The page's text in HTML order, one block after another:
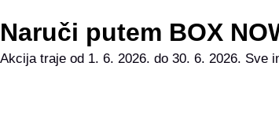
Naruči putem BOX
Akcija traje od 1. 6. 2026. do 30. 6. 2026. Sve